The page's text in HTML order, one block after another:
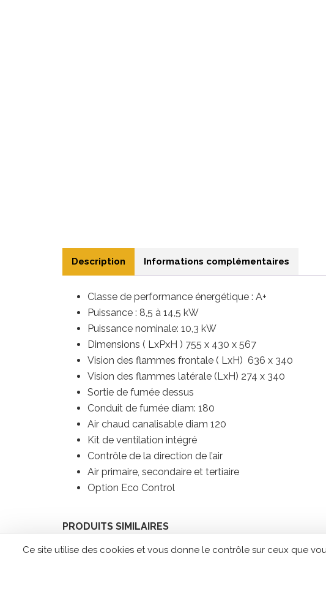
Ce site utilise des cookies et vous donne le contrôle sur ceux que
Description Informations complémentaires
Classe de performance énergétique : A+
Puissance : 8,5 à 14,5 kW
Puissance nominale: 10,3 kW
Dimensions ( LxPxH ) 755 x 430 x 567
Vision des flammes frontale ( LxH) 636 x 340
Vision des flammes latérale (LxH) 274 x 340
Sortie de fumée dessus
Conduit de fumée diam: 180
Air chaud canalisable diam 120
Kit de ventilation intégré
Contrôle de la direction de l’air
Air primaire, secondaire et tertiaire
Option Eco Control
PRODUITS SIMILAIRES